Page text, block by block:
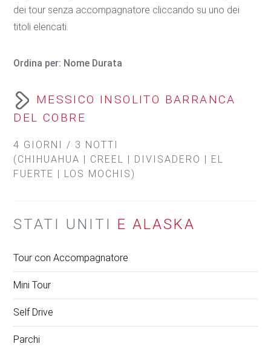
dei tour senza accompagnatore cliccando su uno dei
titoli elencati.
Ordina per: Nome Durata
MESSICO INSOLITO BARRANCA
DEL COBRE
4 GIORNI / 3 NOTTI
(CHIHUAHUA | CREEL | DIVISADERO | EL
FUERTE | LOS MOCHIS)
STATI UNITI E ALASKA
Tour con Accompagnatore
Mini Tour
Self Drive
Parchi